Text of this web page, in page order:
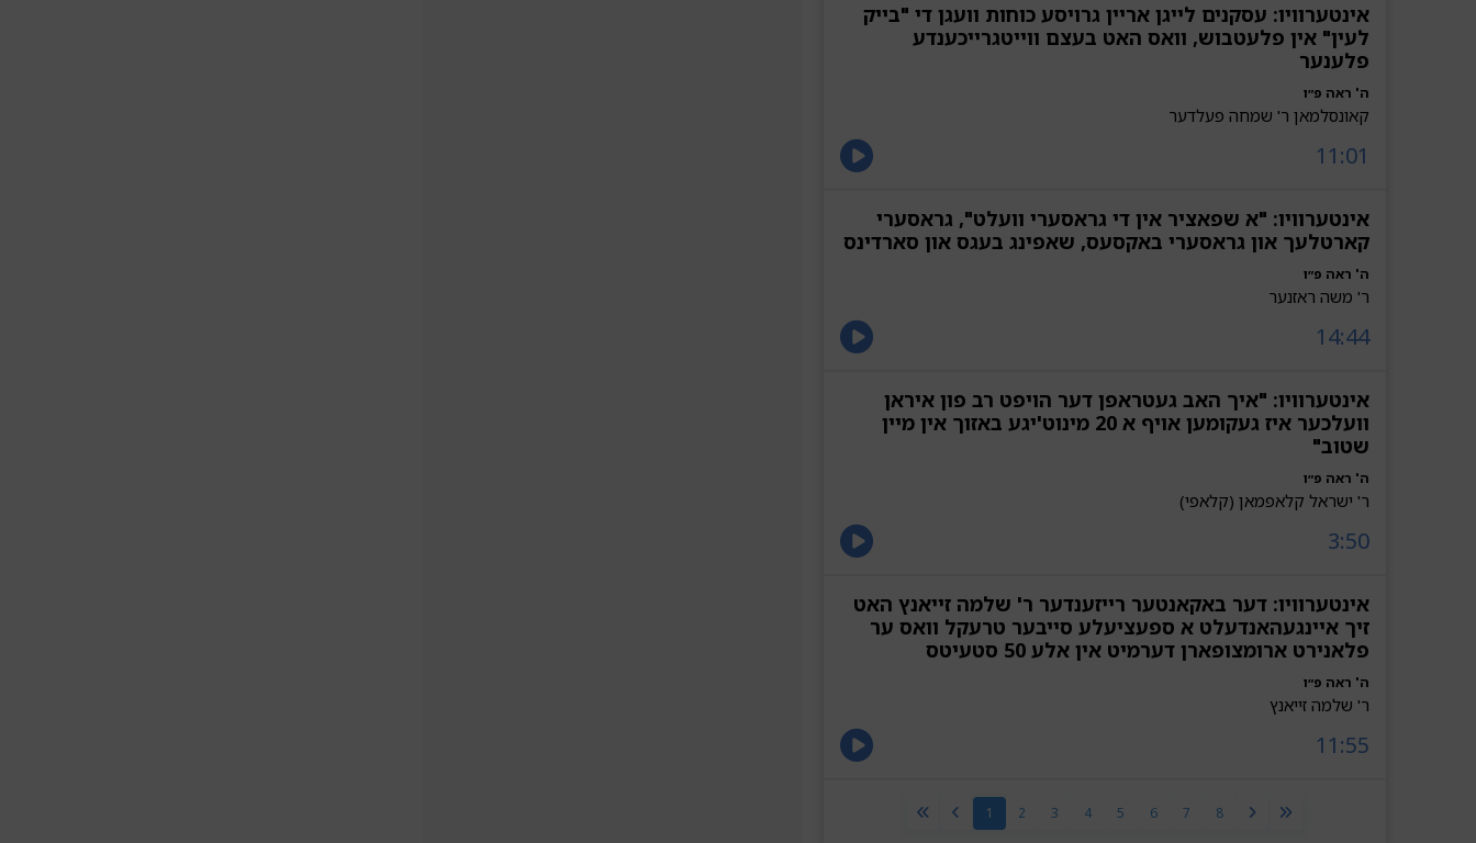
אינטערוויו: עסקנים לייגן אריין גרויסע כוחות וועגן די "בייק
לעין" אין פלעטבוש, וואס האט בעצם ווייטגרייכענדע
פלענער
ה' ראה פ״ו
קאונסלמאן ר' שמחה פעלדער
11:01
אינטערוויו: "א שפאציר אין די גראסערי וועלט", גראסערי
קארטלעך און גראסערי באקסעס, שאפינג בעגס און סארדינס
ה' ראה פ״ו
ר' משה ראזנער
14:44
אינטערוויו: "איך האב געטראפן דער הויפט רב פון איראן
וועלכער איז געקומען אויף א 20 מינוט'יגע באזוך אין מיין
שטוב"
ה' ראה פ״ו
ר' ישראל קלאפמאן (קלאפי)
3:50
אינטערוויו: דער באקאנטער רייזענדער ר' שלמה זייאנץ האט
זיך איינגעהאנדעלט א ספעציעלע סייבער טרעקל וואס ער
פלאנירט ארומצופארן דערמיט אין אלע 50 סטעיטס
ה' ראה פ״ו
ר' שלמה זייאנץ
11:55
1 2 3 4 5 6 7 8